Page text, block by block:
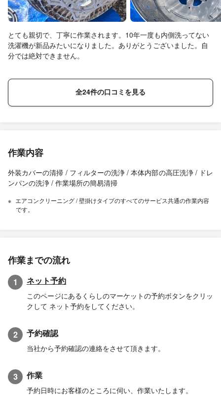
とても親切で、丁寧に作業されます。10年一度も内側洗ってない
洗濯機が新品みたいになりました。ありがとうございました。自
分では絶対できません。
全24件の口コミを見る
作業内容
外装カバーの清掃 / フィルターの洗浄 / 本体内部の高圧洗浄 / ドレ
ンパンの洗浄 / 作業場所の簡易清掃
エアコンクリーニング / 壁掛けタイプのすべてのサービス共通の作業内容
です。
作業までの流れ
1 ネット予約
このページにあるくらしのマーケットの予約ボタンをクリッ
クして ネット予約をしてください。
2 予約確認
当社から予約確認の連絡をさせて頂きます。
3 作業
予約日時にお客様のところに伺い、作業いたします。